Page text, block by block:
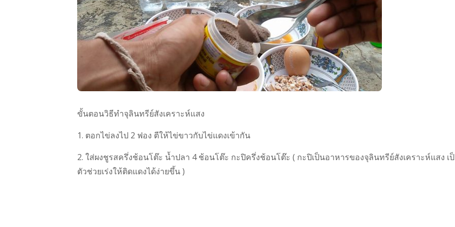
ขั้นตอนวิธีทำจุลินทรีย์สังเคราะห์แสง
1. ตอกไข่ลงไป 2 ฟอง ตีให้ไข่ขาวกับไข่แดงเข้ากัน
2. ใส่ผงชูรสครึ่งช้อนโต๊ะ น้ำปลา 4 ช้อนโต๊ะ กะปิครึ่งช้อนโต๊ะ ( กะปิเป็นอาหารของจุลินทรีย์สังเคราะห์แสง เ
ตัวช่วยเร่งให้ติดแดงได้ง่ายขึ้น )